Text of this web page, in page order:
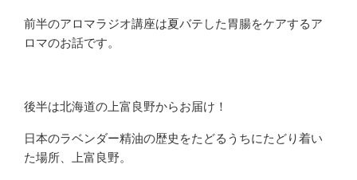
前半のアロマラジオ講座は夏バテした胃腸をケアするア
ロマのお話です。
後半は北海道の上富良野からお届け！
日本のラベンダー精油の歴史をたどるうちにたどり着い
た場所、上富良野。